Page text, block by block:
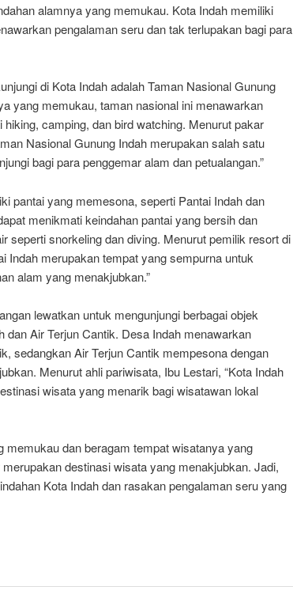
alamnya yang memukau. Kota Indah memiliki
pengalaman seru dan tak terlupakan bagi para
di Kota Indah adalah Taman Nasional Gunung
yang memukau, taman nasional ini menawarkan
camping, dan bird watching. Menurut pakar
Nasional Gunung Indah merupakan salah satu
bagi para penggemar alam dan petualangan.”
pantai yang memesona, seperti Pantai Indah dan
menikmati keindahan pantai yang bersih dan
seperti snorkeling dan diving. Menurut pemilik resort di
Indah merupakan tempat yang sempurna untuk
alam yang menakjubkan.”
lewatkan untuk mengunjungi berbagai objek
dan Air Terjun Cantik. Desa Indah menawarkan
sedangkan Air Terjun Cantik mempesona dengan
Menurut ahli pariwisata, Ibu Lestari, “Kota Indah
wisata yang menarik bagi wisatawan lokal
memukau dan beragam tempat wisatanya yang
destinasi wisata yang menakjubkan. Jadi,
Kota Indah dan rasakan pengalaman seru yang